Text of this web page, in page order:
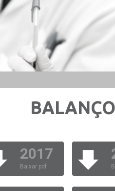
BALANÇO
2017
Baixar pdf